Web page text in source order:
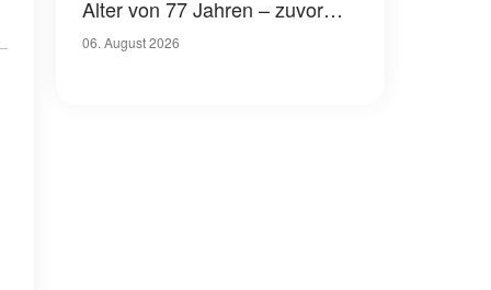
Alter von 77 Jahren – zuvor
hatte er über seinen eigenen
06. August 2026